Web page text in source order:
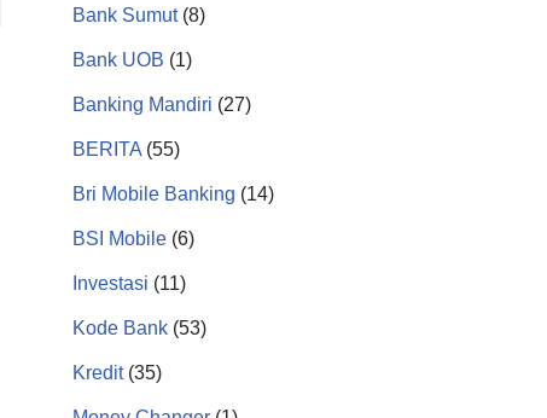
Bank Sumut(8)
Bank UOB (1)
Banking Mandiri (27)
BERITA (55)
Bri Mobile Banking (14)
BSI Mobile (6)
Investasi (11)
Kode Bank (53)
Kredit(35)